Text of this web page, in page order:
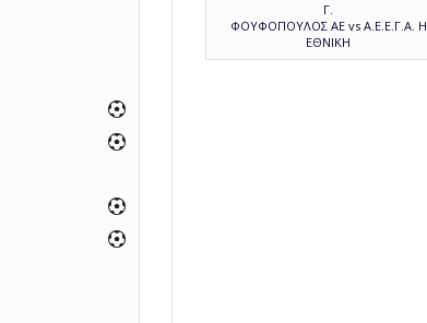
Γ.
ΦΟΥΦΟΠΟΥΛΟΣ ΑΕ vs Α.Ε.Ε.Γ.Α. Η
ΕΘΝΙΚΗ